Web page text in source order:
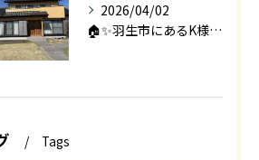
2026/04/02
🏠✨羽生市にあるK様邸は、2008年に㈱エアロックで新築され...
Tags